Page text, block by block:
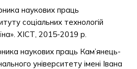
наукових праць
соціальних технологій
ХІСТ, 2015-2019 р.
наукових праць Кам’янець-
університету імені Івана